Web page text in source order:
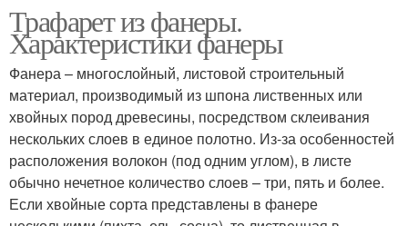
Трафарет из фанеры.
Характеристики фанеры
Фанера – многослойный, листовой строительный
материал, производимый из шпона лиственных или
хвойных пород древесины, посредством склеивания
нескольких слоев в единое полотно. Из-за особенностей
расположения волокон (под одним углом), в листе
обычно нечетное количество слоев – три, пять и более.
Если хвойные сорта представлены в фанере